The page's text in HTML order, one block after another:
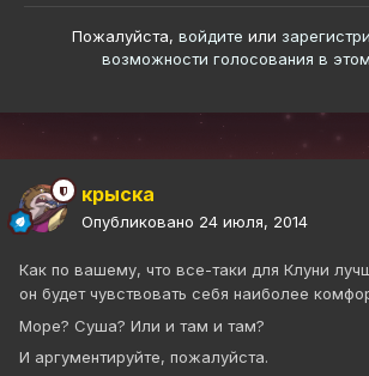
Пожалуйста, войдите или
возможности голосования в
крыска
Опубликовано 24 июля, 2014
Как по вашему, что все-таки для Клуни
он будет чувствовать себя наиболее
Море? Суша? Или и там и там?
И аргументируйте, пожалуйста.